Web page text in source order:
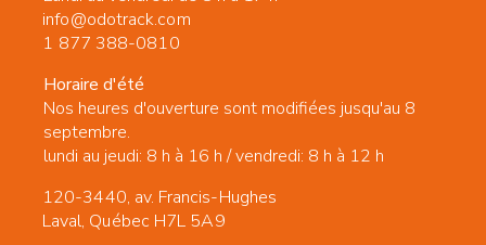
info@odotrack.com
1 877 388-0810
Horaire d'été
Nos heures d'ouverture sont modifiées jusqu'au 8
septembre.
lundi au jeudi: 8 h à 16 h / vendredi: 8 h à 12 h
120-3440, av. Francis-Hughes
Laval, Québec H7L 5A9